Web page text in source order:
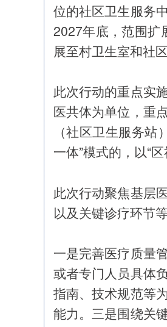
位的社区卫生服务
2027年底，范围扩
展至村卫生室和社
此次行动的重点实
医共体为单位，重
（社区卫生服务
一体”模式的，以“
此次行动聚焦基层
以及关键诊疗环节
一是完善医疗质量
或者专门人员具体
指南、技术规范等
能力。三是围绕关